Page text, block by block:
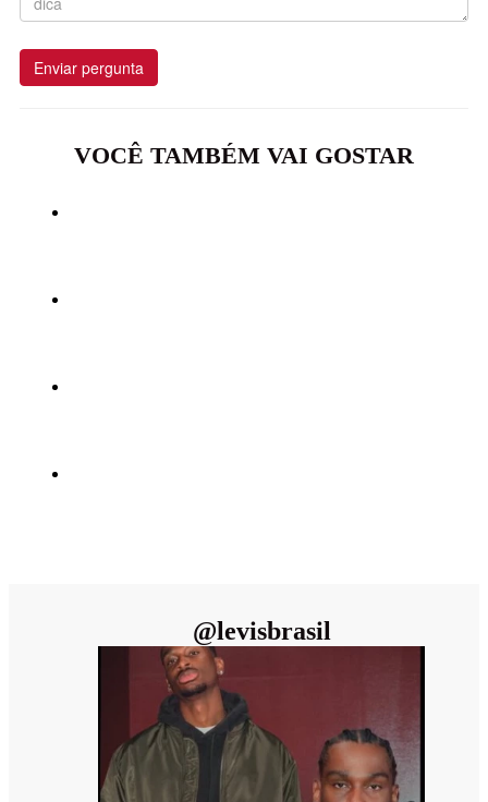
Enviar pergunta
VOCÊ TAMBÉM VAI GOSTAR
@levisbrasil